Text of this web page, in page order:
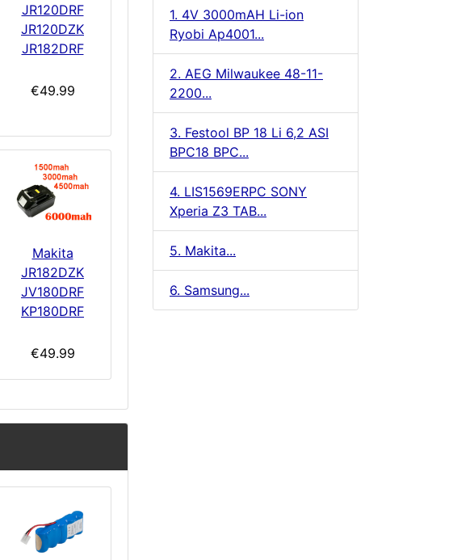
JR120DRF
JR120DZK
JR182DRF
€49.99
Makita
JR182DZK
JV180DRF
KP180DRF
€49.99
1. 4V 3000mAH Li-ion
Ryobi Ap4001...
2. AEG Milwaukee 48-11-
2200...
3. Festool BP 18 Li 6,2 ASI
BPC18 BPC...
4. LIS1569ERPC SONY
Xperia Z3 TAB...
5. Makita...
6. Samsung...